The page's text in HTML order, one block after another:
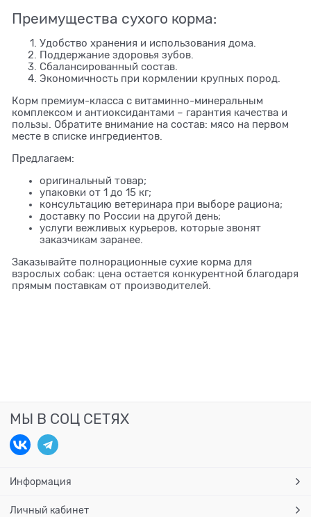
Преимущества сухого корма:
Удобство хранения и использования дома.
Поддержание здоровья зубов.
Сбалансированный состав.
Экономичность при кормлении крупных пород.
Корм премиум-класса с витаминно-минеральным
комплексом и антиоксидантами – гарантия качества и
пользы. Обратите внимание на состав: мясо на первом
месте в списке ингредиентов.
Предлагаем:
оригинальный товар;
упаковки от 1 до 15 кг;
консультацию ветеринара при выборе рациона;
доставку по России на другой день;
услуги вежливых курьеров, которые звонят
заказчикам заранее.
Заказывайте полнорационные сухие корма для
взрослых собак: цена остается конкурентной благодаря
прямым поставкам от производителей.
МЫ В СОЦ СЕТЯХ
Информация
Личный кабинет